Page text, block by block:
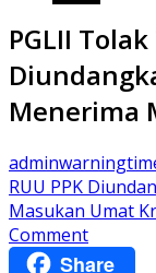
PGLII Tolak
Menerima
RUU PPK
Masukan Umat
Comment
Share